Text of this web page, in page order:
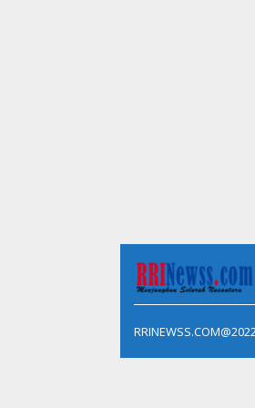
RRINEWSS.COM@2022